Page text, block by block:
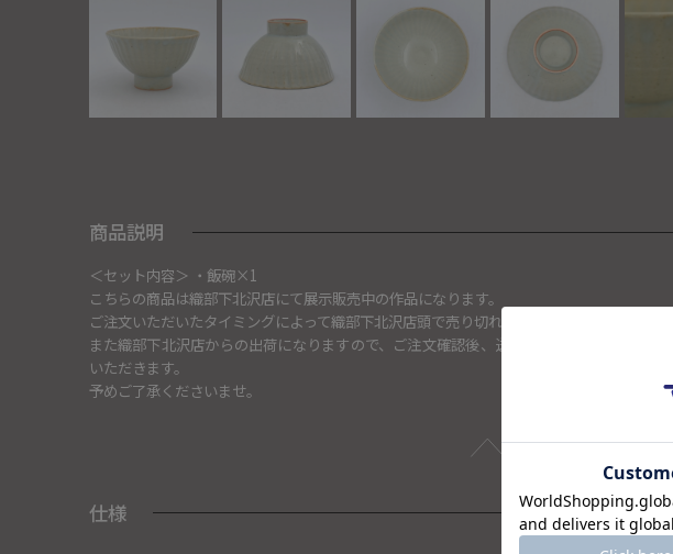
商品説明
＜セット内容＞ ・飯碗×1
こちらの商品は織部下北沢店にて展示販売中の作品になります。
ご注文いただいたタイミングによって織部下北沢店頭で売り切れた場合は、キャンセルさせ
また織部下北沢店からの出荷になりますので、ご注文確認後、送料を再計算し改めてご請
いただきます。
予めご了承くださいませ。
仕様